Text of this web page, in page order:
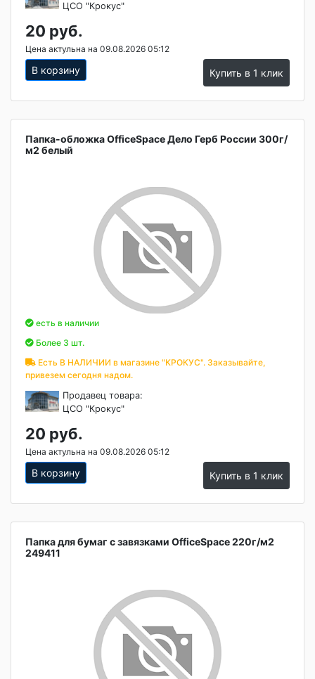
ЦСО "Крокус"
20 руб.
Цена актульна на 09.08.2026 05:12
В корзину Купить в 1 клик
Папка-обложка OfficeSpace Дело Герб России 300г/
м2 белый
есть в наличии
Более 3 шт.
Есть В НАЛИЧИИ в магазине "КРОКУС". Заказывайте,
привезем сегодня надом.
Продавец товара:
ЦСО "Крокус"
20 руб.
Цена актульна на 09.08.2026 05:12
В корзину Купить в 1 клик
Папка для бумаг с завязками OfficeSpace 220г/м2
249411